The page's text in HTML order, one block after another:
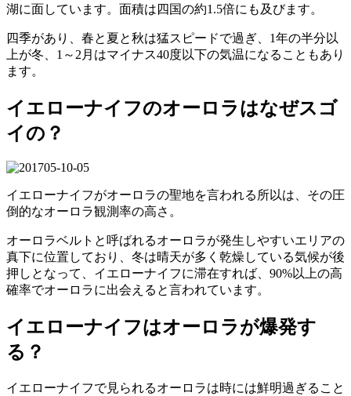
湖に面しています。面積は四国の約1.5倍にも及びます。
四季があり、春と夏と秋は猛スピードで過ぎ、1年の半分以
上が冬、1～2月はマイナス40度以下の気温になることもあり
ます。
イエローナイフのオーロラはなぜスゴ
イの？
イエローナイフがオーロラの聖地を言われる所以は、その圧
倒的なオーロラ観測率の高さ。
オーロラベルトと呼ばれるオーロラが発生しやすいエリアの
真下に位置しており、冬は晴天が多く乾燥している気候が後
押しとなって、イエローナイフに滞在すれば、90%以上の高
確率でオーロラに出会えると言われています。
イエローナイフはオーロラが爆発す
る？
イエローナイフで見られるオーロラは時には鮮明過ぎること